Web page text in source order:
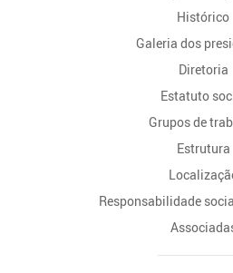
Histórico
Galeria dos
Diretoria
Estatuto
Grupos de
Estrutura
Responsabilidade